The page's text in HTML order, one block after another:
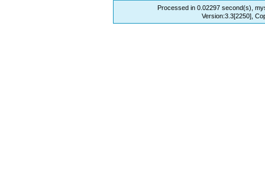
Processed in 0.02297 second(s),
Version:3.3[2250],